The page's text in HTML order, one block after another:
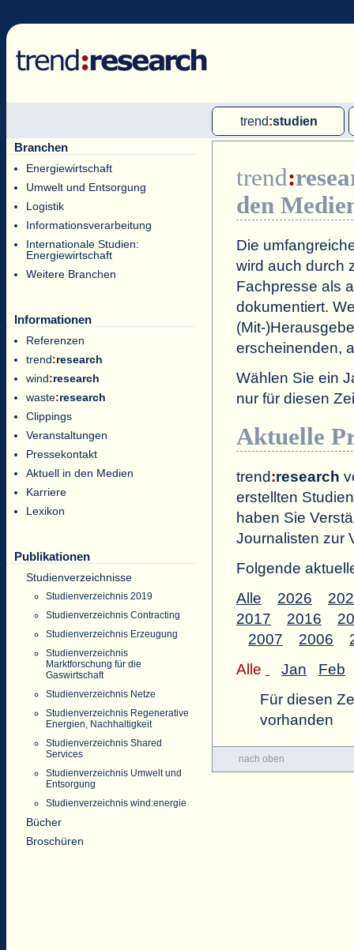
trend:studien
Single-Client-Studien
Internationale Markt Reports
Branchen
Energiewirtschaft
Umwelt und Entsorgung
Logistik
Informationsverarbeitung
Internationale Studien:
Energiewirtschaft
Weitere Branchen
Informationen
Referenzen
trend:research
wind:research
waste:research
Clippings
Veranstaltungen
Pressekontakt
Aktuell in den Medien
Karriere
Lexikon
Publikationen
Studienverzeichnisse
Studienverzeichnis 2019
Studienverzeichnis Contracting
Studienverzeichnis Erzeugung
Studienverzeichnis
Marktforschung für die
Gaswirtschaft
Studienverzeichnis Netze
Studienverzeichnis Regenerative
Energien, Nachhaltigkeit
Studienverzeichnis Shared
Services
Studienverzeichnis Umwelt und
Entsorgung
Studienverzeichnis wind:energie
Bücher
Broschüren
trend:
den
Die
wird auch durch
Fachpresse als
dokumentiert.
(Mit-
erscheinenden,
Wählen Sie ein
nur für diesen
Aktuelle
trend:research
erstellten
haben Sie
Journalisten zur
Folgende
Alle
2026
2017
2016
2007
2006
Alle
Jan
Feb
Für diesen
vorhanden
nach oben